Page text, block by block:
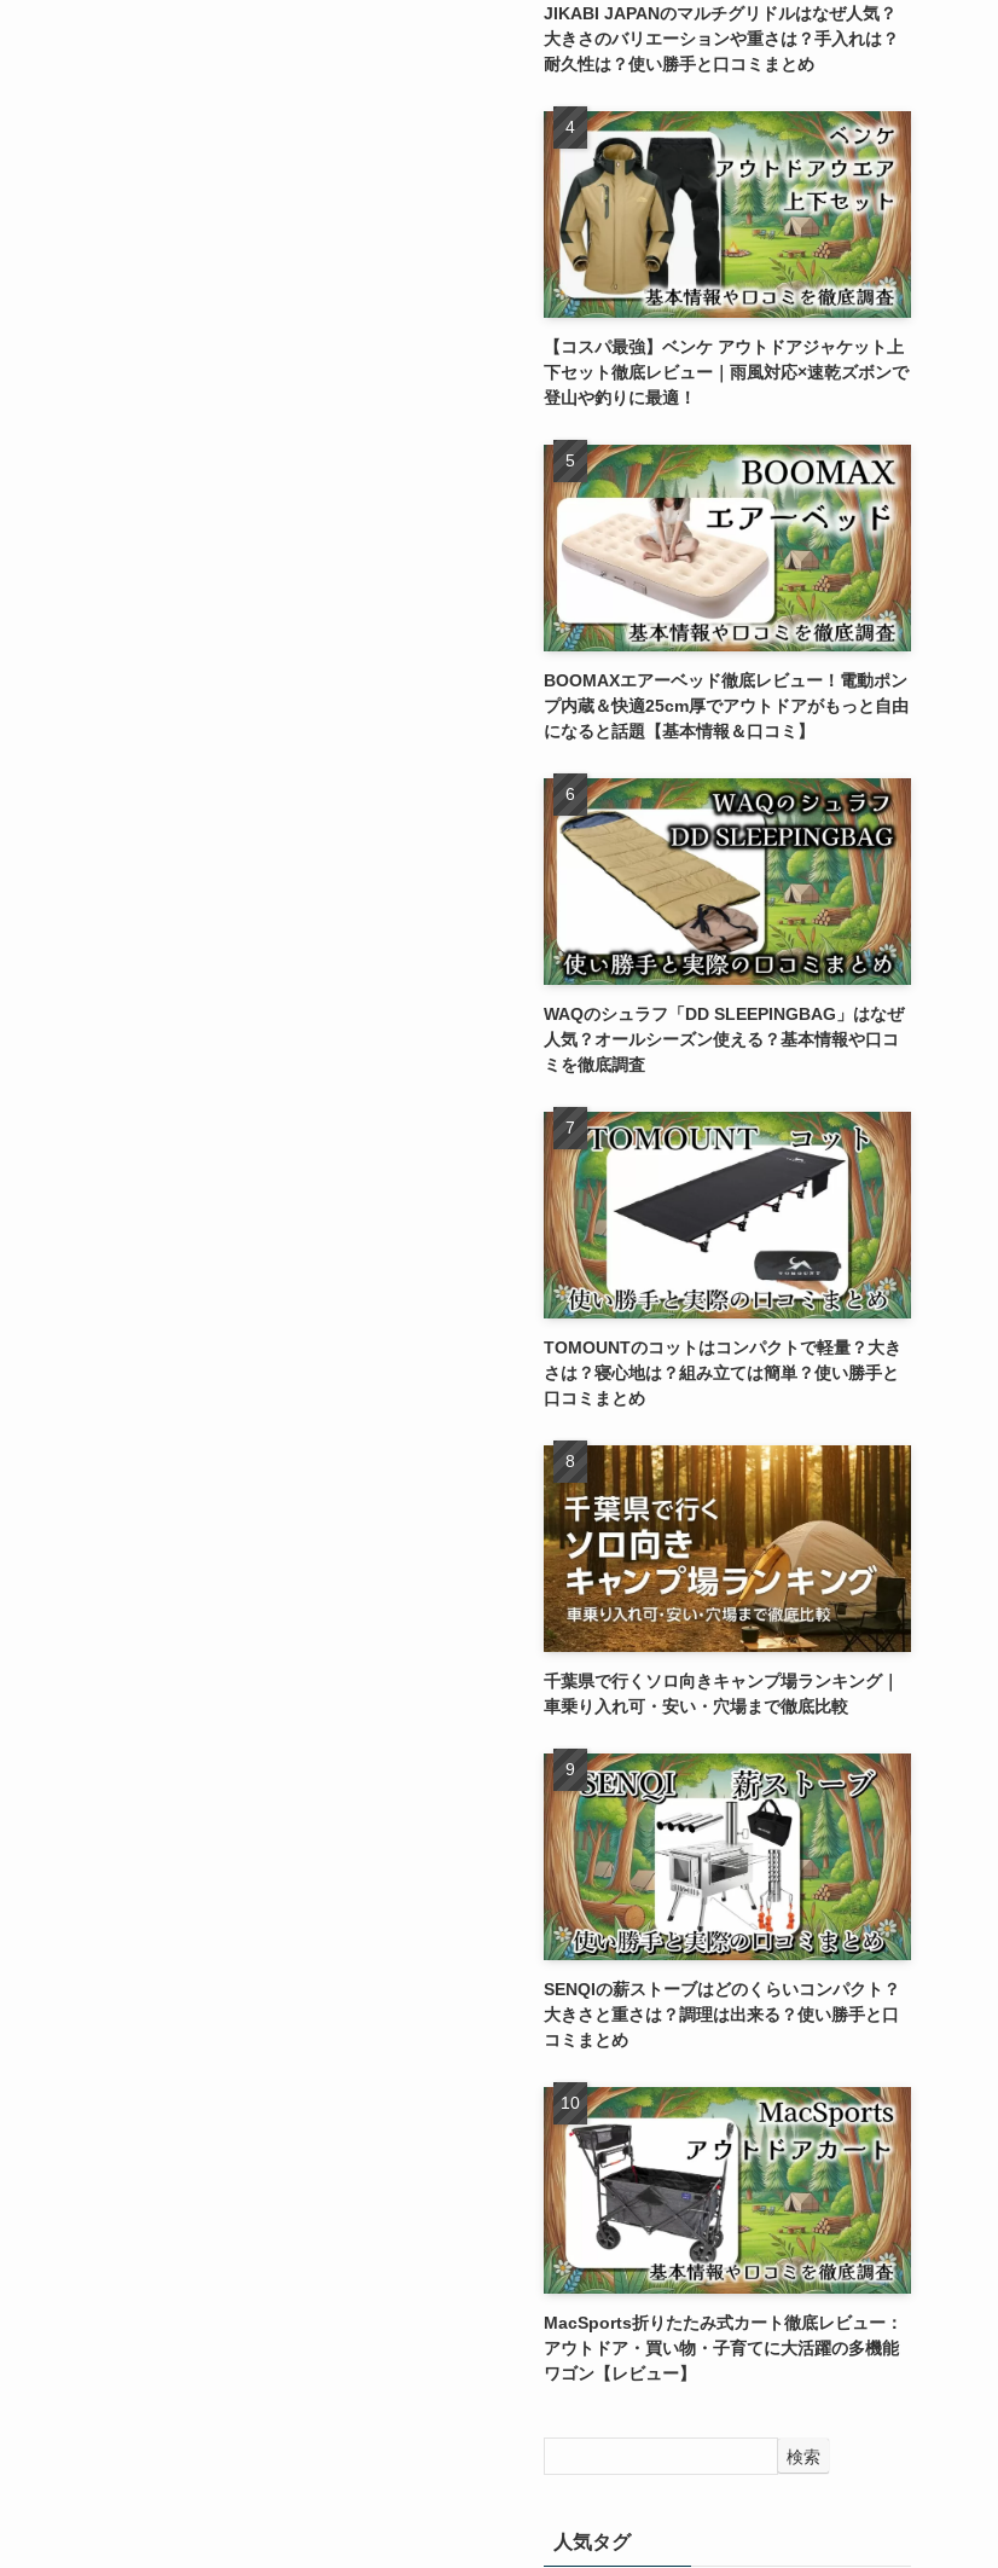
JIKABI JAPANのマルチグリドルはなぜ人気？
大きさのバリエーションや重さは？手入れは？
耐久性は？使い勝手と口コミまとめ
【コスパ最強】ベンケ アウトドアジャケット上
下セット徹底レビュー｜雨風対応×速乾ズボンで
登山や釣りに最適！
BOOMAXエアーベッド徹底レビュー！電動ポン
プ内蔵＆快適25cm厚でアウトドアがもっと自由
になると話題【基本情報＆口コミ】
WAQのシュラフ「DD SLEEPINGBAG」はなぜ
人気？オールシーズン使える？基本情報や口コ
ミを徹底調査
TOMOUNTのコットはコンパクトで軽量？大き
さは？寝心地は？組み立ては簡単？使い勝手と
口コミまとめ
千葉県で行くソロ向きキャンプ場ランキング｜
車乗り入れ可・安い・穴場まで徹底比較
SENQIの薪ストーブはどのくらいコンパクト？
大きさと重さは？調理は出来る？使い勝手と口
コミまとめ
MacSports折りたたみ式カート徹底レビュー：
アウトドア・買い物・子育てに大活躍の多機能
ワゴン【レビュー】
検索
人気タグ